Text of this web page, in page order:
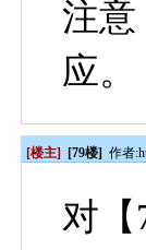
注意
应。
[楼主] [79楼] 作者:
对【